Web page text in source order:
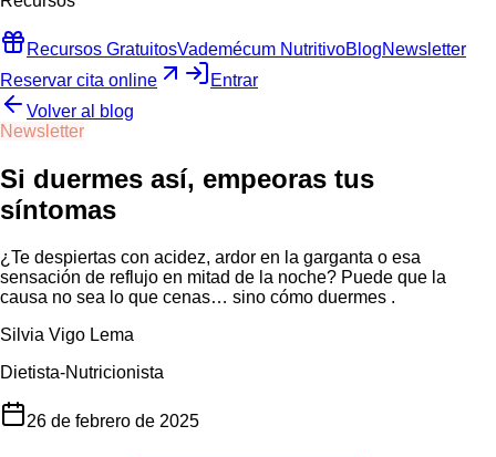
Recursos GratuitosVademécum NutritivoBlogNewsletter
Reservar cita online
Entrar
Volver al blog
Newsletter
Si duermes así, empeoras tus
síntomas
¿Te despiertas con acidez, ardor en la garganta o esa
sensación de reflujo en mitad de la noche? Puede que la
causa no sea lo que cenas… sino cómo duermes .
Silvia Vigo Lema
Dietista-Nutricionista
26 de febrero de 2025